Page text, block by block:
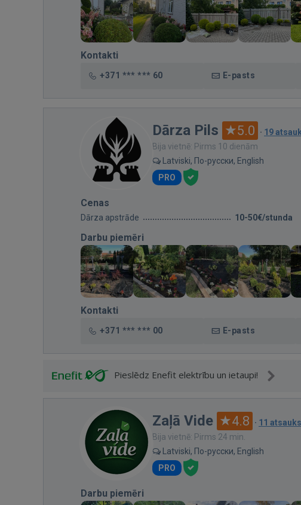
Kontakti
+371 *** *** 60 E-pasts
Dārza Pils 5.0 · 19
Bija vietnē: Pirms 10 dienām
Latviski, По-русски, English
PRO
Cenas
Dārza apstrāde 10-50€/stunda
Darbu piemēri
Kontakti
+371 *** *** 00 E-pasts
Pieslēdz Enefit elektrību un ietaupi!
Zaļā Vide 4.8 · 11
Bija vietnē: Pirms 24 min.
Latviski, По-русски, English
PRO
Darbu piemēri